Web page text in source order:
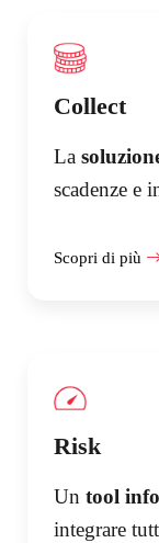
Collect
La
scadenze e
Scopri di più
Risk
Untool
integrare